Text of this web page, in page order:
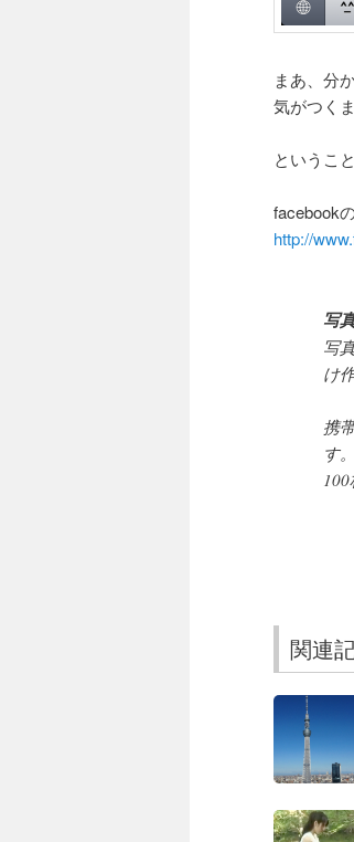
まあ、分
気がつく
というこ
facebook
http://
写
写
け
携
す。
関連